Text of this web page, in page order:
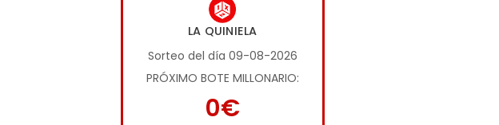
LA QUINIELA
Sorteo del día 09-08-2026
PRÓXIMO BOTE MILLONARIO:
0€